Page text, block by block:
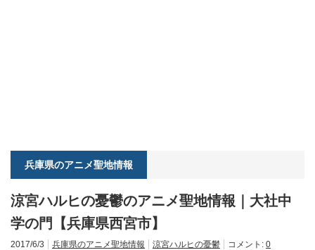
兵庫県のアニメ聖地情報
涼宮ハルヒの憂鬱のアニメ聖地情報｜大社中
学の門【兵庫県西宮市】
2017/6/3 兵庫県のアニメ聖地情報 涼宮ハルヒの憂鬱 コメント: 0